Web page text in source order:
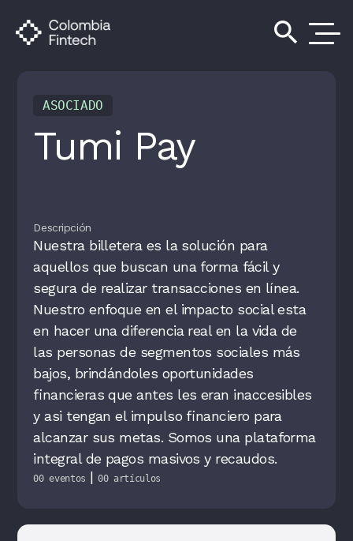
search
ASOCIADO
Tumi Pay
Descripción
Nuestra billetera es la solución para
aquellos que buscan una forma fácil y
segura de realizar transacciones en línea.
Nuestro enfoque en el impacto social esta
en hacer una diferencia real en la vida de
las personas de segmentos sociales más
bajos, brindándoles oportunidades
financieras que antes les eran inaccesibles
y asi tengan el impulso financiero para
alcanzar sus metas. Somos una plataforma
integral de pagos masivos y recaudos.
00 eventos |00 artículos